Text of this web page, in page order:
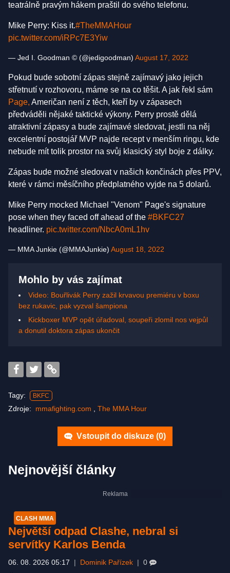
teatrálně pravým hákem praštil do svého telefonu.
Mike Perry: Kiss it.#TheMMAHour
pic.twitter.com/iRPc7E3Yiw
— Jed I. Goodman © (@jedigoodman) August 17, 2022
Pokud bude sobotní zápas stejně zajímavý jako jejich
střetnutí v rozhovoru, máme se na co těšit. A jak řekl sám
Page, Američan není z těch, kteří by v zápasech
předváděli nějaké taktické výkony. Perry prostě dělá
atraktivní zápasy a bude zajímavé sledovat, jestli na něj
excelentní postojář MVP najde recept v menším ringu, kde
nebude mít tolik prostor na svůj klasický styl boje z dálky.
Zápas bude možné sledovat v našich končinách přes PPV,
které v rámci měsíčního předplatného vyjde na 5 dolarů.
Mike Perry mocked Michael "Venom" Page's signature
pose when they faced off ahead of the #BKFC27
headliner. pic.twitter.com/NbcA0mL1hv
— MMA Junkie (@MMAJunkie) August 18, 2022
Mohlo by vás zajímat
Video: Bouřlivák Perry zažil krvavou premiéru v boxu
bez rukavic, pak vyzval šampiona
Kickboxer MVP opět úřadoval, soupeři zlomil nos vejpůl
a donutil doktora zápas ukončit
Tagy: BKFC
Zdroje: mmafighting.com The MMA Hour
Vstoupit do diskuze (0)
Nejnovější články
CLASH MMA
Největší odpad Clashe, nebral si
servítky Karlos Benda
06. 08. 2026 05:17 Dominik Pařízek 0